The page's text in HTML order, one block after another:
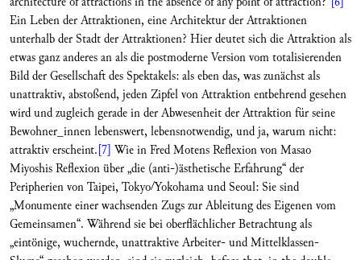
Ein Leben der Attraktionen, eine Architektur der Attraktionen
unterhalb der Stadt der Attraktionen? Hier deutet sich die Attraktion als
etwas ganz anderes an als die postmoderne Version vom totalisierenden
Bild der Gesellschaft des Spektakels: als eben das, was zunächst als
unattraktiv, abstoßend, jeden Zipfel von Attraktion entbehrend gesehen
wird und zugleich gerade in der Abwesenheit der Attraktion für seine
Bewohner_innen lebenswert, lebensnotwendig, und ja, warum nicht:
attraktiv erscheint.[7] Wie in Fred Motens Reflexion von Masao
Miyoshis Reflexion über „die (anti-)ästhetische Erfahrung“ der
Peripherien von Taipei, Tokyo/Yokohama und Seoul: Sie sind
„Monumente einer wachsenden Zugs zur Ableitung des Eigenen vom
Gemeinsamen“. Während sie bei oberflächlicher Betrachtung als
„eintönige, wuchernde, unattraktive Arbeiter- und Mittelklassen-